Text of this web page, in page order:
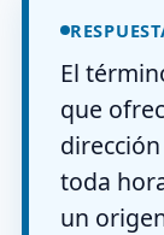
El
que
toda
un